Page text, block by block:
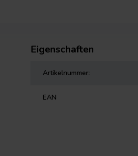
Eigenschaften
Artikelnummer:
EAN